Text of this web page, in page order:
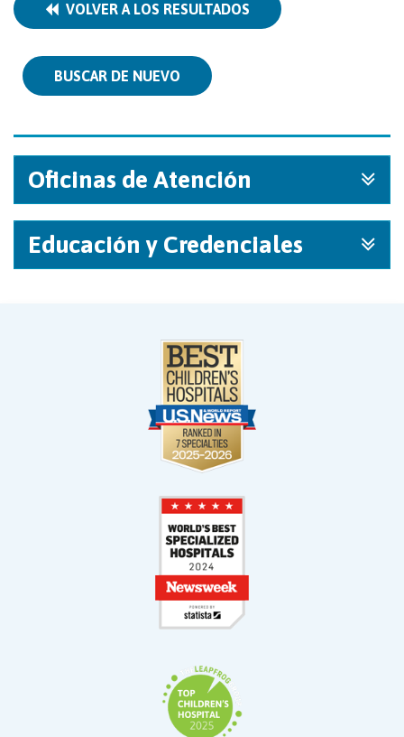
VOLVER A LOS RESULTADOS
BUSCAR DE NUEVO
Oficinas de Atención
Educación y Credenciales